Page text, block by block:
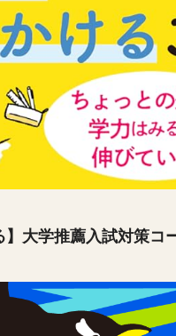
】大学推薦入試対策コ